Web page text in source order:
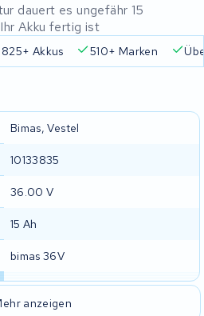
dauert es ungefähr 15
Akku fertig ist
825+ Akkus 510+ Marken
Bimas, Vestel
10133835
36.00 V
15 Ah
bimas 36V
anzeigen